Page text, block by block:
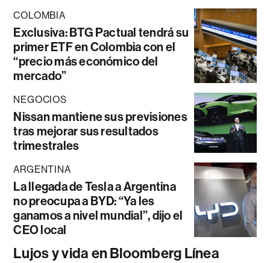
COLOMBIA
Exclusiva: BTG Pactual tendrá su
primer ETF en Colombia con el
“precio más económico del
mercado”
NEGOCIOS
Nissan mantiene sus previsiones
tras mejorar sus resultados
trimestrales
ARGENTINA
La llegada de Tesla a Argentina
no preocupa a BYD: “Ya les
ganamos a nivel mundial”, dijo el
CEO local
Lujos y vida en Bloomberg Línea